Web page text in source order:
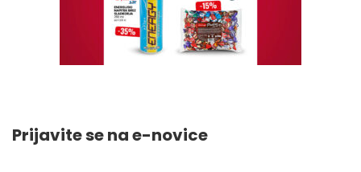
Prijavite se na e-novice